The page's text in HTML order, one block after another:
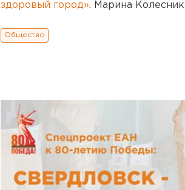
здоровый город». Марина
Общество